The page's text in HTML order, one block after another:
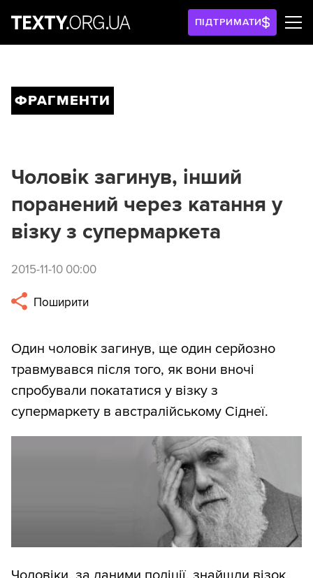
ПІДТРИМАТИ
ФРАГМЕНТИ
Чоловік загинув, інший
поранений через катання у
візку з супермаркета
2015-11-10 00:00
Поширити
Один чоловік загинув, ще один серйозно
травмувався після того, як вони вночі
спробували покататися у візку з
супермаркету в австралійському Сіднеї.